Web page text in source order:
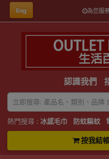
Eng 為您服
認識我們
熱門搜尋 : 冰感毛巾 防蚊驅蚊
按我結